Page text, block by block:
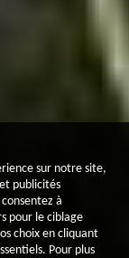
sur notre site,
publicités
à
pour le ciblage
choix en cliquant
Pour plus